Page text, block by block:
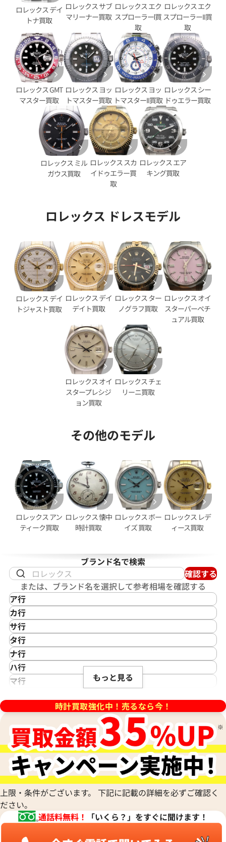
イトジャスト YG/SS ゴール
日時点の参考買取価格です
ロレックス デイトジャスト
参考買取価格
2,890,000円
※2025年11月時点の参考買取
イトジャスト 41 126333G
時点の参考買取価格です
ロレックス デイトジャスト
参考買取価格
2,890,000円
※2025年11月時点の参考買取
イトジャスト 126333NG シ
日時点の参考買取価格です
ロレックス デイトジャスト
参考買取価格
2,950,000円
※2026年2月時点の参考買取価
イトジャスト 41 126303 ス
点の参考買取価格です
ロレックス デイトジャスト
ホワイトシェル文字盤
参考買取価格
1,970,000円
※2026年1月時点の参考買取価
ロレックス デイ
トナ買取
ロレックス サブ
マリーナー買取
ロレックス エク
スプローラーⅠ買
取
ロレックス エク
スプローラーII買
取
ロレックス GMT
マスター買取
ロレックス ヨッ
トマスター買取
ロレックス ヨッ
トマスターII買取
ロレックス シー
ドゥエラー買取
ロレックス ミル
ガウス買取
ロレックス スカ
イドゥエラー買
取
ロレックス エア
キング買取
ロレックス ドレスモデル
ロレックス デイ
トジャスト買取
ロレックス デイ
デイト買取
ロレックス ター
ノグラフ買取
ロレックス オイ
スターパーペチ
ュアル買取
ロレックス オイ
スタープレシジ
ョン買取
ロレックス チェ
リーニ買取
その他のモデル
ロレックス アン
ティーク買取
ロレックス 懐中
時計買取
ロレックス ボー
イズ 買取
ロレックス レデ
ィース買取
ブランド名で検索
確認する
または、ブランド名を選択して参考相場を確認する
ア行
IKEPOD
アイクポッド
IWC
アイダブリューシー
Azimuth
アジムース
ANONIMO
Alain Silberstein
アラン・シルベスタイン
Armand Nicolet
アルマン・ニコレ
WALTHAM
ウォルサム
HUBLOT
ウブロ
ETERNA
エテルナ
カ行
CASIO
カシオ
Cartier
カルティエ
Gaga Milano
ガガミラノ
Quinting
クインティング
Cuervo y Sobrinos
クエルボ・イ・ソブリノス
CVSTOS
クストス
Chronoswiss
クロノスイス
GUCCI
グッチ
Graham
サ行
Saint Laurent
サンローラン
Shellman
シェルマン
CITIZEN
シチズン
CHANEL
シャネル
Chopard
ショパール
CHAUMET
ショーメ
Jacob & Co.
ジェイコブ
Gerald Genta
ジェラルド・ジェンタ
タ行
TAG Heuer
タグ・ホイヤー
Daniel Roth
ダニエル・ロート
TUDOR
チューダー(チュードル)
Tiffany & Co.
ティファニー
Dior
ディオール
ナ行
NOMOS Glashütte
ノモス グラスヒュッテ
ハ行
Hamilton
Harry Winston
ハリー・ウィンストン
Patek Philippe
パテック フィリップ
Panerai
パネライ
Parmigiani Fleurier
パルミジャーニ・フルリエ
Piaget
ピアジェ
PIERRE KUNZ
ピエール・クンツ
マ行
モーリス・ラクロア
RALPH LAUREN
Richard Mille
リシャール・ミル
Louis Vuitton
ルイ・ヴィトン
Luminox
ルミノックス
Ressence
レッセンス
ROGER DUBUIS
もっと見る
時計買取強化中！売るなら今！
上限・条件がございます。 下記に記載の詳細を必ずご確認く
ださい。
通話料無料！
「いくら？」をすぐに聞けます！